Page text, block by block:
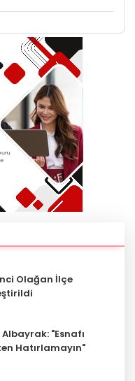
Olağan İlçe
"Esnafı
Hatırlamayın"